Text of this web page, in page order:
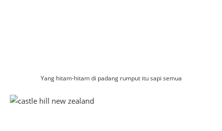
Yang hitam-hitam di padang rumput itu sapi semua